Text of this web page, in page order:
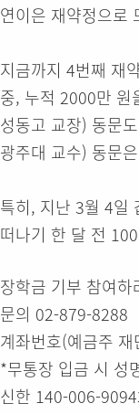
연이은 재약정으로
지금까지 4번째 재
중, 누적 2000만 원
성동고 교장) 동문
광주대 교수) 동문
특히, 지난 3월 4일
떠나기 한 달 전
장학금 기부 참여하
문의 02-879-8288
계좌번호(예금주
*무통장 입금 시 성
신한 140-006-